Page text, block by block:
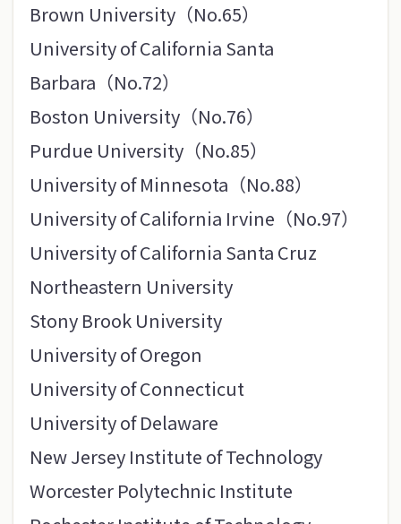
Brown University（No.65）
University of California Santa
Barbara（No.72）
Boston University（No.76）
Purdue University（No.85）
University of Minnesota（No.88）
University of California Irvine（No.97）
University of California Santa Cruz
Northeastern University
Stony Brook University
University of Oregon
University of Connecticut
University of Delaware
New Jersey Institute of Technology
Worcester Polytechnic Institute